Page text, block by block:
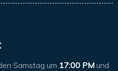
Samstag um 17:00 PM und